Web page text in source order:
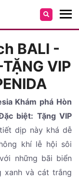
BALI -
VIP
Khám phá Hòn
biệt: Tặng VIP
dịp này khá dễ
khí lễ hội sôi
những bãi biển
xanh và cát trắng